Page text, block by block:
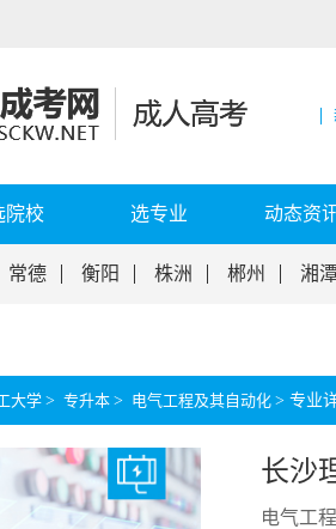
院校 选专业 动态资
常德 衡阳 株洲 郴州 湘
大学 > 专升本 > 电气工程及其自动化 > 专业
长沙
电气工